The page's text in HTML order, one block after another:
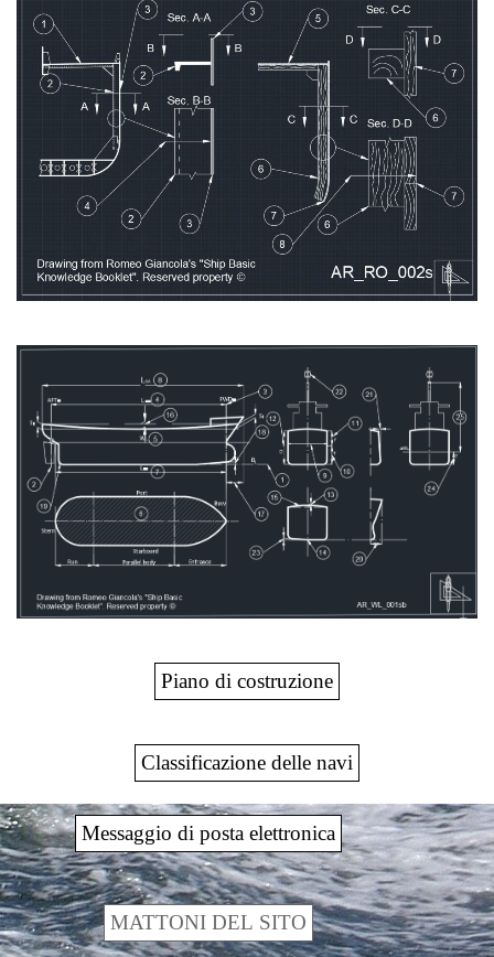
Piano di costruzione
Classificazione delle navi
Messaggio di posta elettronica
MATTONI DEL SITO